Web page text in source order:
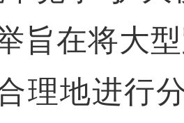
在将大型
理地进行